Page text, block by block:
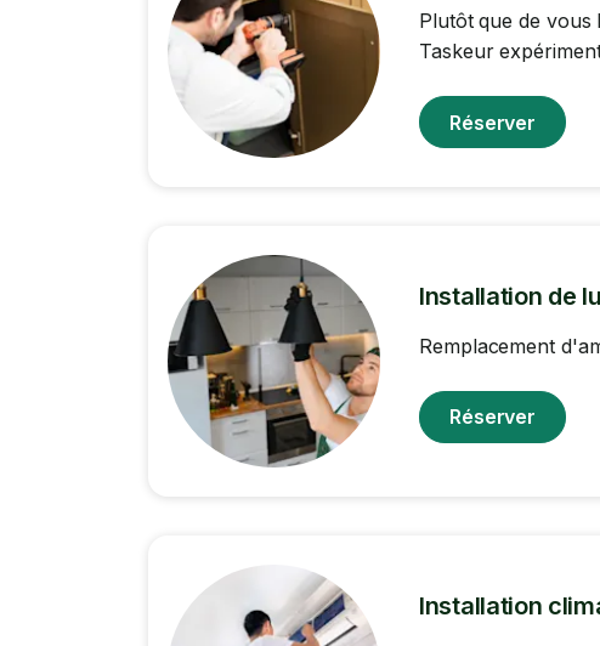
Plutôt que de
Taskeur
Réserver
Installation de
Remplacement
Réserver
Installation